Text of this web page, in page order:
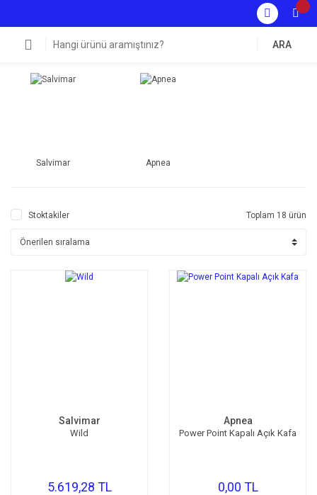
ARA
Salvimar Apnea
Stoktakiler Toplam 18 ürün
Salvimar
Wild
5.619,28 TL
Apnea
Power Point Kapalı Açık Kafa
0,00 TL